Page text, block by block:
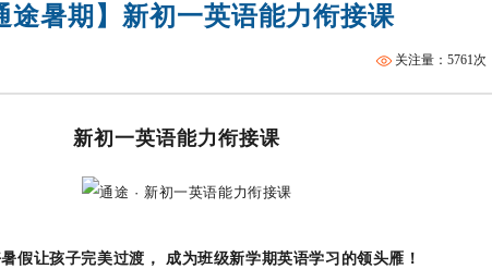
途暑期】新初一英语能力衔接课
关注量：5761次
新初一英语能力衔接课
假让孩子完美过渡， 成为班级新学期英语学习的领头雁！
雅思短期班 托福全程班【日本方向】